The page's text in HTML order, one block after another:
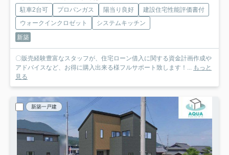
駐車2台可 プロパンガス 陽当り良好
建設住宅性能評価書付
ウォークインクロゼット
システムキッチン
新築
〇販売経験豊富なスタッフが、住宅ローン借入に関する資金計画作成や
アドバイスなど、お得に購入出来る様フルサポート致します！... もっと
見る
新築一戸建